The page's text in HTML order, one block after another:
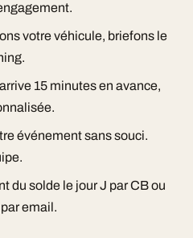
votre véhicule, briefons le
15 minutes en avance,
événement sans souci.
du solde le jour J par CB ou
email.